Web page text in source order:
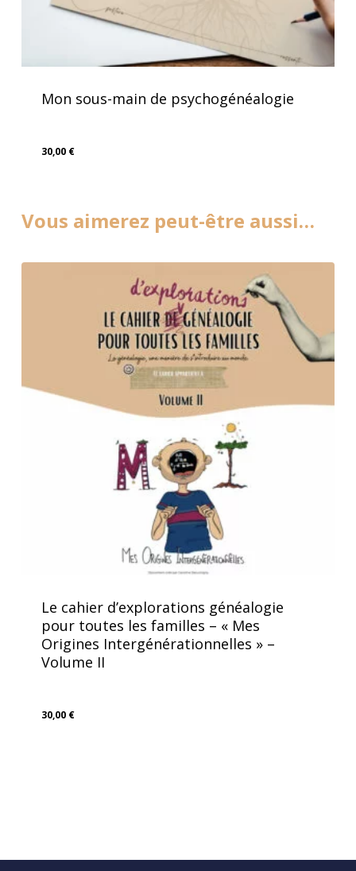
Mon sous-main de psychogénéalogie
30,00 €
Vous aimerez peut-être aussi…
Le cahier d’explorations généalogie
pour toutes les familles – « Mes
Origines Intergénérationnelles » –
Volume II
30,00 €